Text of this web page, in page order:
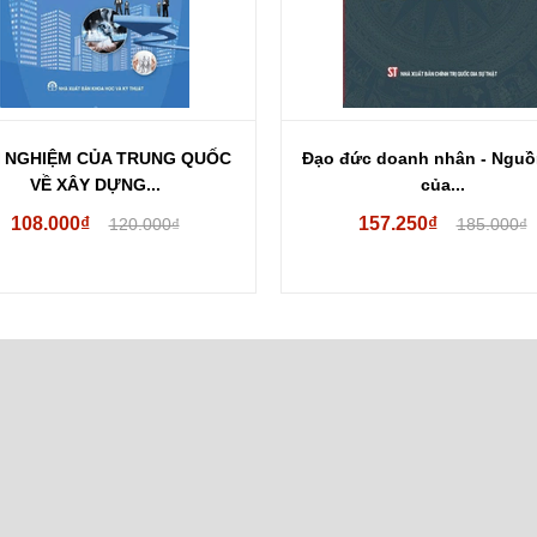
doanh nhân - Nguồn gốc
của...
157.250₫ 185.000₫
Quyền hiến định và luật tư:
phát...
187.000₫ 220.000₫